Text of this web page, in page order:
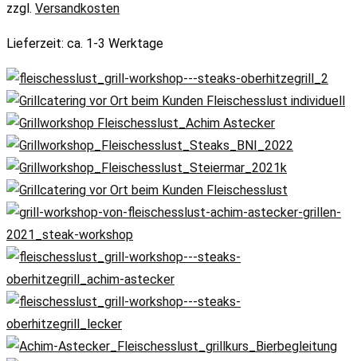
zzgl. Versandkosten
Lieferzeit: ca. 1-3 Werktage